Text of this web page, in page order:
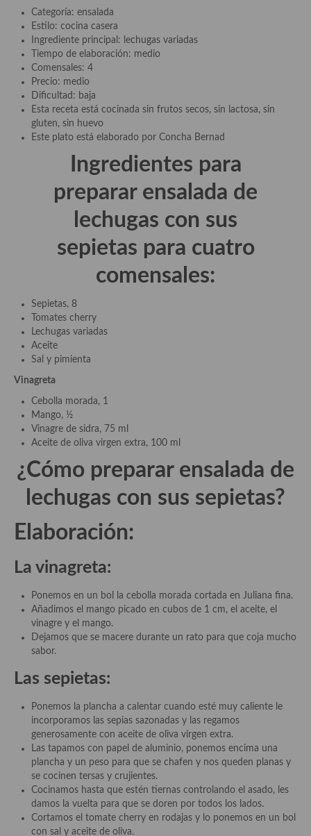
Aceites
Mojos y pastas
Sales y polvos
Salsas y mojos
Adobos
Bocadillos, hamburguesas, sándwich, emparedados, tostas y
Entrantes y primeros platos
Entrantes
Gazpachos, salmorejos, sopas y cremas frías
Quínoa
Pasta
Arroces Y fideuás
Legumbres y cereales
Cuscús
Huevos
Masas elaboradas con harina, pizzas, quiches y demás
Carne
Pescado y Marisco
Quesos, recetas
Salazones y encurtidos
Recetas Especiales
Recetas de Cuaresma
Recetas maridadas con los mejores AOVES
Categoría: ensalada
Estilo: cocina casera
Ingrediente principal: lechugas variadas
Tiempo de elaboración: medio
Comensales: 4
Precio: medio
Dificultad: baja
Esta receta está cocinada sin frutos secos, sin lactosa, sin
gluten, sin huevo
Este plato está elaborado por Concha Bernad
Ingredientes para
preparar ensalada de
lechugas con sus
sepietas para cuatro
comensales:
Sepietas, 8
Tomates cherry
Lechugas variadas
Aceite
Sal y pimienta
Vinagreta
Cebolla morada, 1
Mango, ½
Vinagre de sidra, 75 ml
Aceite de oliva virgen extra, 100 ml
¿Cómo preparar ensalada de
lechugas con sus sepietas?
Elaboración:
La vinagreta:
Ponemos en un bol la cebolla morada cortada en Juliana fina.
Añadimos el mango picado en cubos de 1 cm, el aceite, el
vinagre y el mango.
Dejamos que se macere durante un rato para que coja mucho
sabor.
Las sepietas:
Ponemos la plancha a calentar cuando esté muy caliente le
incorporamos las sepias sazonadas y las regamos
generosamente con aceite de oliva virgen extra.
Las tapamos con papel de aluminio, ponemos encima una
plancha y un peso para que se chafen y nos queden planas y
se cocinen tersas y crujientes.
Cocinamos hasta que estén tiernas controlando el asado, les
damos la vuelta para que se doren por todos los lados.
Cortamos el tomate cherry en rodajas y lo ponemos en un bol
con sal y aceite de oliva.